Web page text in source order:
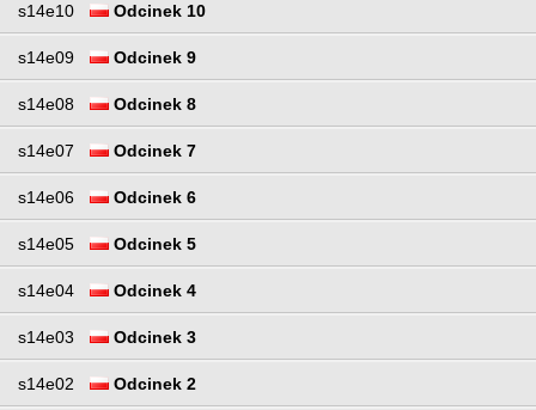
s14e10 Odcinek 10
s14e09 Odcinek 9
s14e08 Odcinek 8
s14e07 Odcinek 7
s14e06 Odcinek 6
s14e05 Odcinek 5
s14e04 Odcinek 4
s14e03 Odcinek 3
s14e02 Odcinek 2